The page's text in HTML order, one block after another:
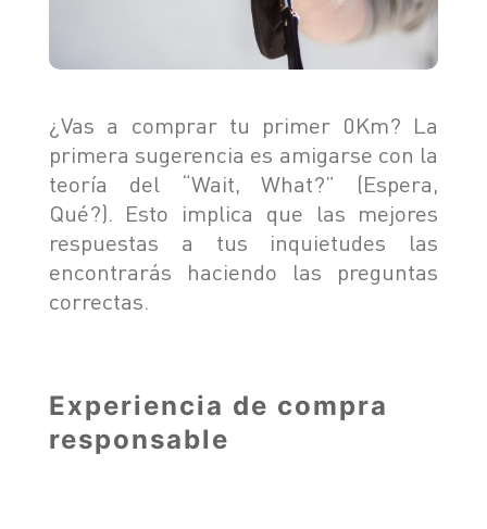
HIMLA 4X2
NOTICIAS
BLOG
CONCESIONARIOS
TEST DRIVE
COTIZADOR
SOBRE CHERY
POSVENTA
POSVENTA
CAMPAÑA DE
¿Vas a comprar tu primer 0Km? La
primera sugerencia es amigarse con la
teoría del “Wait, What?” (Espera,
Qué?). Esto implica que las mejores
respuestas a tus inquietudes las
encontrarás haciendo las preguntas
correctas.
Experiencia de compra
responsable